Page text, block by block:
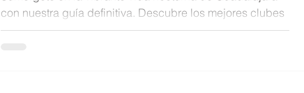
con nuestra guía definitiva. Descubre los mejores clubes
de La Americana.